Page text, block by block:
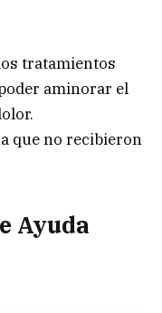
tratamientos
aminorar el
que no recibieron
Ayuda